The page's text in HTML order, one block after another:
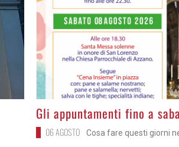
>
Gli appuntamenti fino a
06 AGOSTO Cosa fare questi giorni